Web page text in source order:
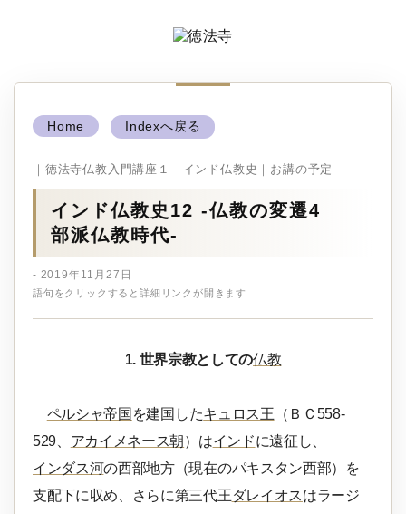
Home Indexへ戻る
｜徳法寺仏教入門講座１ インド仏教史｜お講の予定
インド仏教史12 ‐仏教の変遷4
部派仏教時代‐
- 2019年11月27日
語句をクリックすると詳細リンクが開きます
1. 世界宗教としての仏教
ペルシャ帝国 を建国したキュロス王 （ＢＣ558-
529、 アカイメネース朝）はインドに遠征し、
インダス河の西部地方（現在のパキスタン西部）を
支配下に収め、さらに第三代王ダレイオスはラージ